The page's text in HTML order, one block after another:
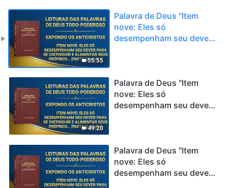
55:55
Palavra de Deus "Item
nove: Eles só
desempenham seu dever
eles nunca levam em
consideração os
interesses da casa de
pessoal (parte 6)" (Seção
3)
49:20
Palavra de Deus "Item
nove: Eles só
desempenham seu dever
eles nunca levam em
consideração os
interesses da casa de
Palavra de Deus "Item
nove: Eles só
desempenham seu dever